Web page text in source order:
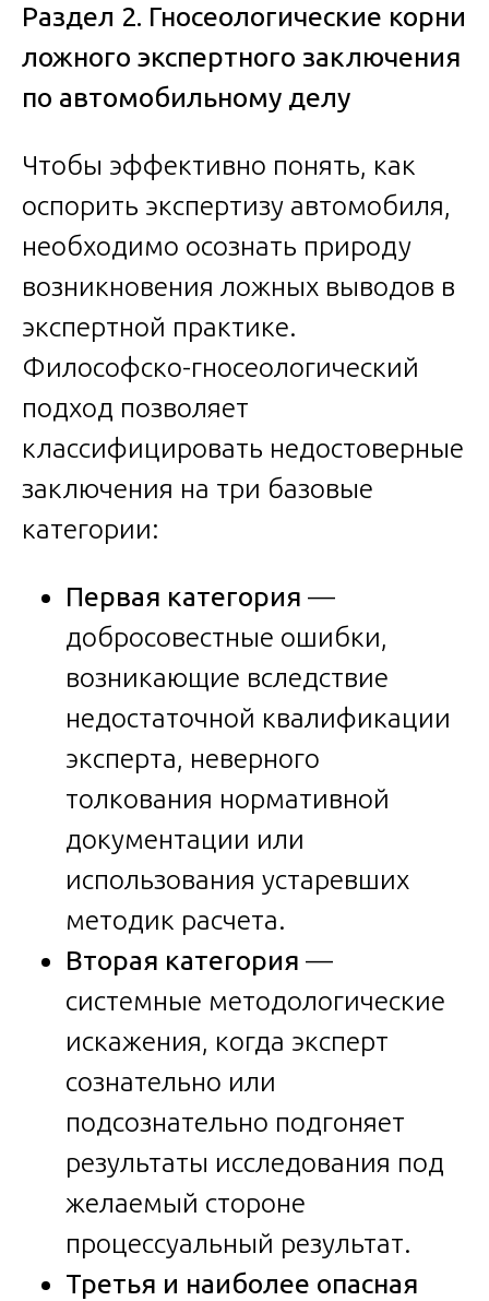
Раздел 2. Гносеологические корни
ложного экспертного заключения
по автомобильному делу
Чтобы эффективно понять, как
оспорить экспертизу автомобиля,
необходимо осознать природу
возникновения ложных выводов в
экспертной практике.
Философско-гносеологический
подход позволяет
классифицировать недостоверные
заключения на три базовые
категории:
Первая категория —
добросовестные ошибки,
возникающие вследствие
недостаточной квалификации
эксперта, неверного
толкования нормативной
документации или
использования устаревших
методик расчета.
Вторая категория —
системные методологические
искажения, когда эксперт
сознательно или
подсознательно подгоняет
результаты исследования под
желаемый стороне
процессуальный результат.
Третья и наиболее опасная